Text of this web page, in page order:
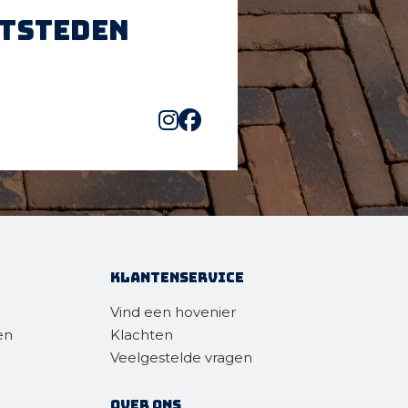
Klantenservice
Vind een hovenier
Klachten
Veelgestelde vragen